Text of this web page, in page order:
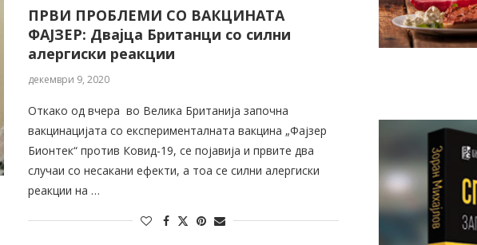
ПРВИ ПРОБЛЕМИ СО ВАКЦИНАТА
ФАЈЗЕР: Двајца Британци со силни
алергиски реакции
декември 9, 2020
Откако од вчера во Велика Британија започна
вакцинацијата со експерименталната вакцина „Фајзер
Бионтек“ против Ковид-19, се појавија и првите два
случаи со несакани ефекти, а тоа се силни алергиски
реакции на …